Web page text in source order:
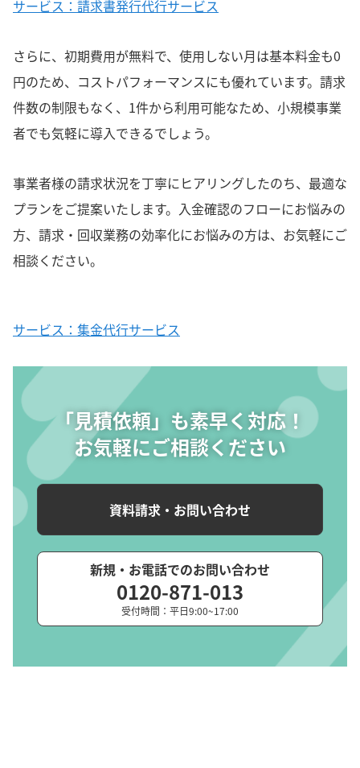
サービス：請求書発行代行サービス
さらに、初期費用が無料で、使用しない月は基本料金も0
円のため、コストパフォーマンスにも優れています。請求
件数の制限もなく、1件から利用可能なため、小規模事業
者でも気軽に導入できるでしょう。
事業者様の請求状況を丁寧にヒアリングしたのち、最適な
プランをご提案いたします。入金確認のフローにお悩みの
方、請求・回収業務の効率化にお悩みの方は、お気軽にご
相談ください。
サービス：集金代行サービス
「見積依頼」も素早く対応！
お気軽にご相談ください
資料請求・お問い合わせ
新規・お電話でのお問い合わせ
0120-871-013
受付時間：平日9:00~17:00